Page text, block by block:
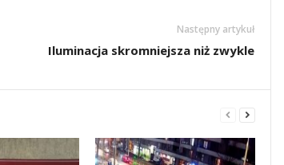
Następny artykuł
Iluminacja skromniejsza niż zwykle